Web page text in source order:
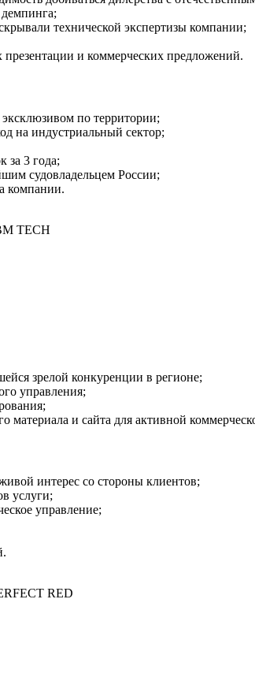
технической экспертизы компании;
и коммерческих предложений.
по территории;
на индустриальный сектор;
за 3 года;
судовладельцем России;
компании.
зрелой конкуренции в регионе;
управления;
материала и сайта для активной
интерес со стороны клиентов;
услуги;
управление;